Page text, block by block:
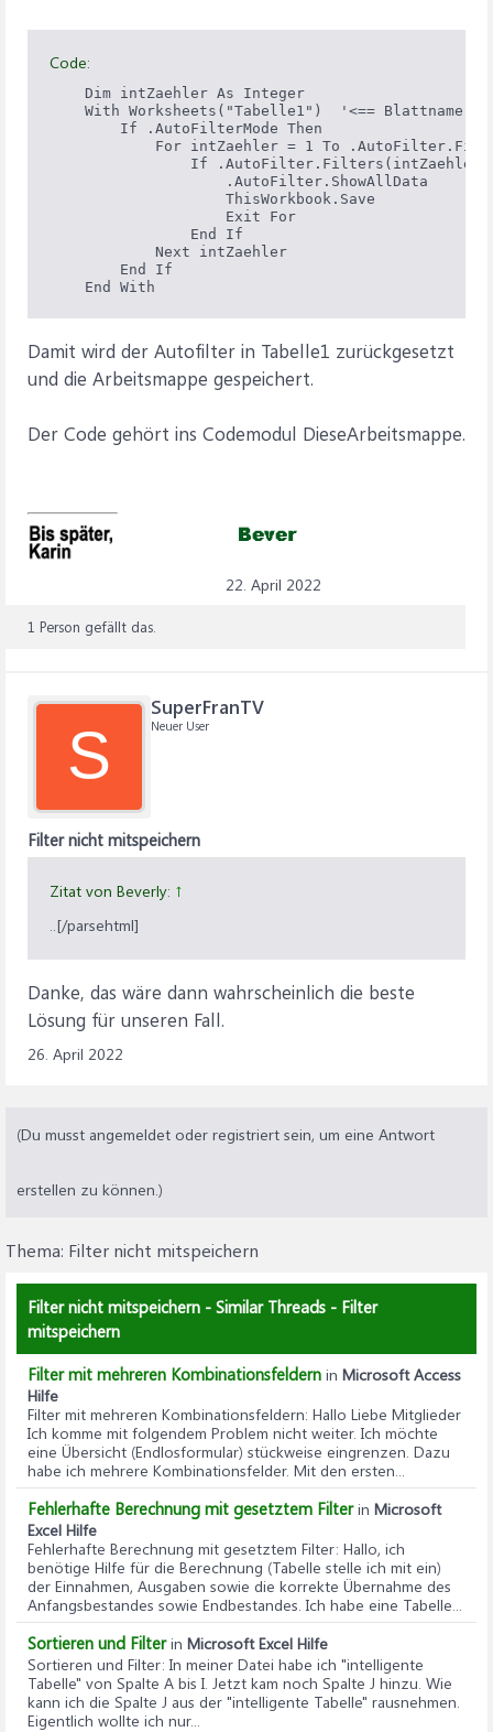
Code:
    Dim intZaehler As Integer
With Worksheets("Tabelle1")  '<== Blattname
        If .AutoFilterMode Then
For intZaehler = 1 To
If
                    .AutoFilter.ShowAllData
                    ThisWorkbook.Save
                    Exit For
                End If
            Next intZaehler
        End If
Damit wird der Autofilter in Tabelle1 zurückgesetzt
und die Arbeitsmappe gespeichert.
Der Code gehört ins Codemodul DieseArbeitsmappe.
22. April 2022
1 Person gefällt das.
S
SuperFranTV
Neuer User
Filter nicht mitspeichern
Zitat von Beverly: ↑
..[/parsehtml]
Danke, das wäre dann wahrscheinlich die beste
Lösung für unseren Fall.
26. April 2022
(Du musst angemeldet oder registriert sein, um eine Antwort
erstellen zu können.)
Thema: Filter nicht mitspeichern
Filter nicht mitspeichern - Similar Threads - Filter
mitspeichern
Filter mit mehreren Kombinationsfeldern in Microsoft Access
Hilfe
Filter mit mehreren Kombinationsfeldern: Hallo Liebe Mitglieder
Ich komme mit folgendem Problem nicht weiter. Ich möchte
eine Übersicht (Endlosformular) stückweise eingrenzen. Dazu
habe ich mehrere Kombinationsfelder. Mit den ersten...
Fehlerhafte Berechnung mit gesetztem Filterin Microsoft
Excel Hilfe
Fehlerhafte Berechnung mit gesetztem Filter: Hallo, ich
benötige Hilfe für die Berechnung (Tabelle stelle ich mit ein)
der Einnahmen, Ausgaben sowie die korrekte Übernahme des
Anfangsbestandes sowie Endbestandes. Ich habe eine Tabelle...
Sortieren und Filterin Microsoft Excel Hilfe
Sortieren und Filter: In meiner Datei habe ich "intelligente
Tabelle" von Spalte A bis I. Jetzt kam noch Spalte J hinzu. Wie
kann ich die Spalte J aus der "intelligente Tabelle" rausnehmen.
Eigentlich wollte ich nur...